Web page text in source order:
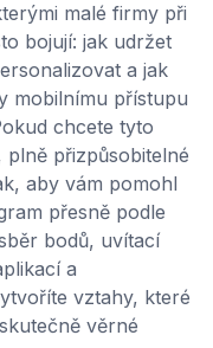
malé firmy při
bojují: jak udržet
a jak
mobilnímu přístupu
chcete tyto
přizpůsobitelné
aby vám pomohl
přesně podle
bodů, uvítací
a
vztahy, které
věrné